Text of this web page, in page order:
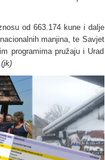
od 663.174 kune i dalje
manjina, te Savjet
programima pružaju i Urad
(jk)